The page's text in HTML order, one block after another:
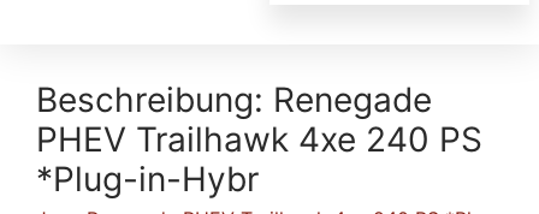
Beschreibung: Renegade
PHEV Trailhawk 4xe 240 PS
*Plug-in-Hybr